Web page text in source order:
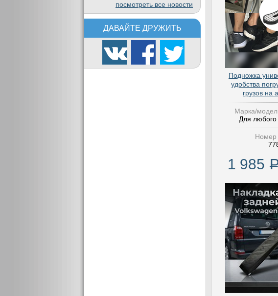
посмотреть все новости
ДАВАЙТЕ ДРУЖИТЬ
Подножка
удобства
грузов на
Марка/
Для
Номер
1 985